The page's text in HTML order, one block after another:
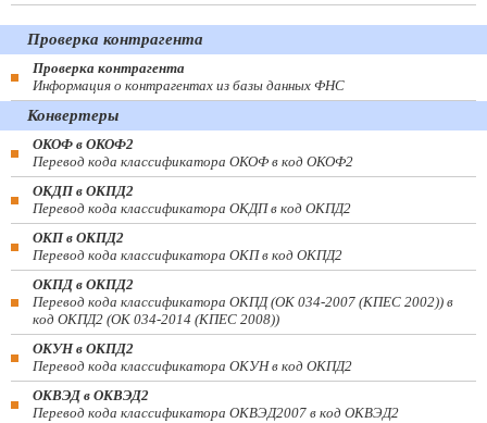
Проверка контрагента
Проверка контрагента
Информация о контрагентах из базы данных ФНС
Конвертеры
ОКОФ в ОКОФ2
Перевод кода классификатора ОКОФ в код ОКОФ2
ОКДП в ОКПД2
Перевод кода классификатора ОКДП в код ОКПД2
ОКП в ОКПД2
Перевод кода классификатора ОКП в код ОКПД2
ОКПД в ОКПД2
Перевод кода классификатора ОКПД (ОК 034-2007 (КПЕС 2002)) в
код ОКПД2 (ОК 034-2014 (КПЕС 2008))
ОКУН в ОКПД2
Перевод кода классификатора ОКУН в код ОКПД2
ОКВЭД в ОКВЭД2
Перевод кода классификатора ОКВЭД2007 в код ОКВЭД2